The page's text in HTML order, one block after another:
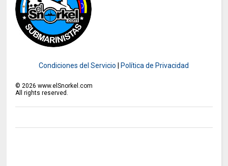
Condiciones del Servicio Política de Privacidad
©2026 www.elSnorkel.com
All rights reserved.